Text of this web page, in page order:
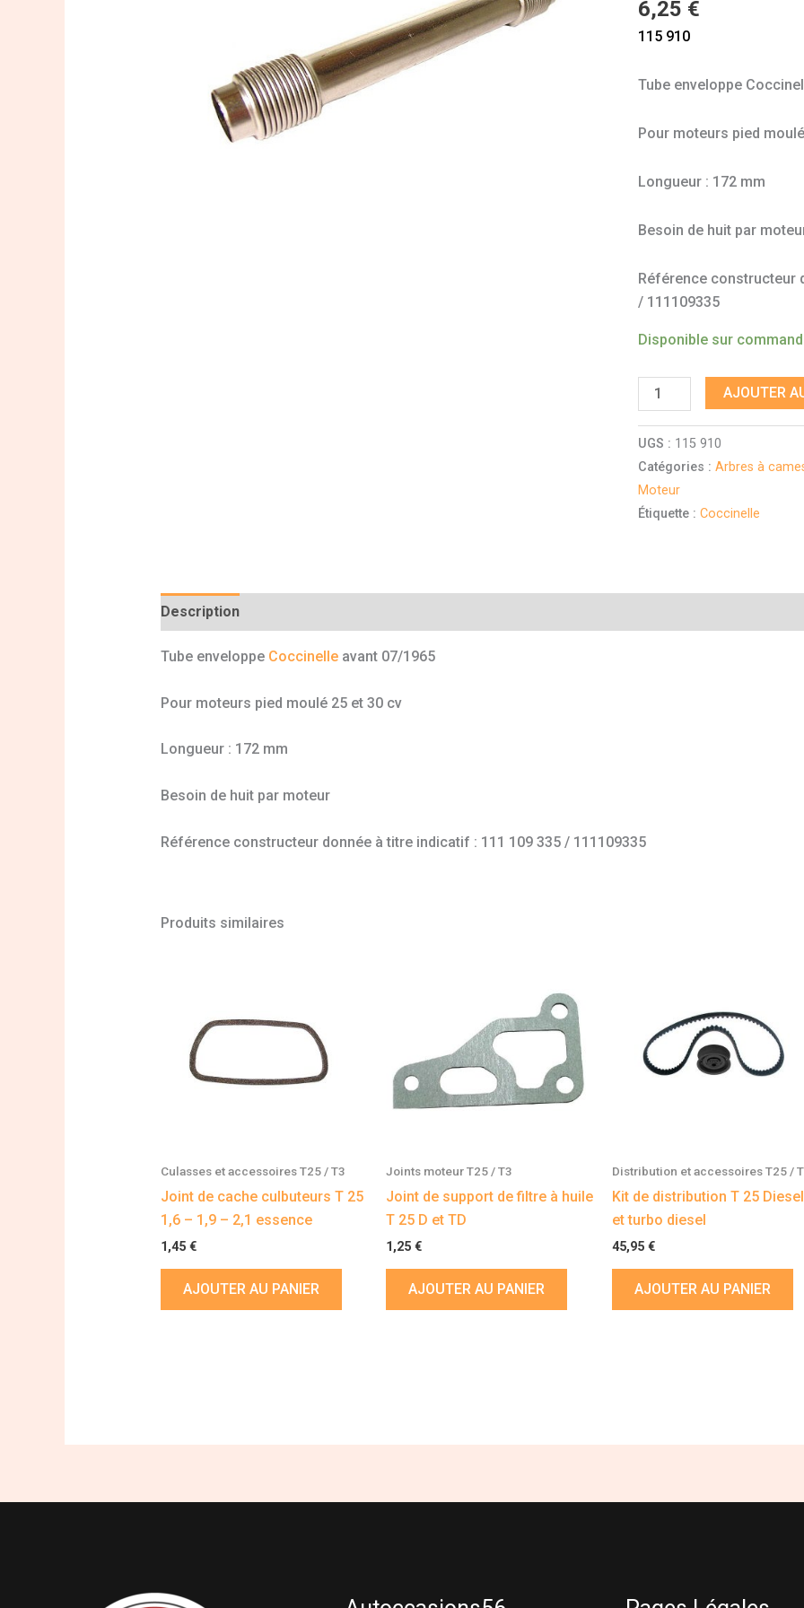
6,25 €
115 910
Tube enveloppe
Pour moteurs pied
Longueur : 172 mm
Besoin de huit par
Référence constructeur
/ 111109335
Disponible sur
AJOUTER
UGS : 115 910
Catégories :Arbres à
Moteur
Étiquette :Coccinelle
Description
Tube enveloppe Coccinelleavant 07/1965
Pour moteurs pied moulé 25 et 30 cv
Longueur : 172 mm
Besoin de huit par moteur
Référence constructeur donnée à titre indicatif : 111 109 335 / 111109335
Produits similaires
Culasses et accessoires T25 / T3
Joint de cache culbuteurs T 25
1,6 – 1,9 – 2,1 essence
1,45 €
AJOUTER AU PANIER
Joints moteur T25 / T3
Joint de support de filtre à huile
T 25 D et TD
1,25€
AJOUTER AU PANIER
Distribution et accessoires T25 /
Kit de distribution T 25 Diesel
et turbo diesel
45,95 €
AJOUTER AU PANIER